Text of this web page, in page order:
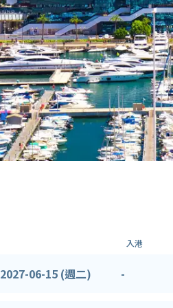
入港
2027-06-15 (週二) -